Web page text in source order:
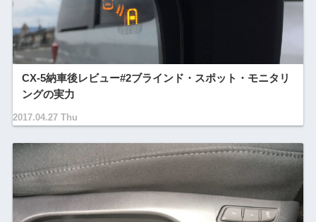
2017.04.27 Thu
CX-5納車後レビュー#2ブラインド・スポット・モニタリ
ングの実力